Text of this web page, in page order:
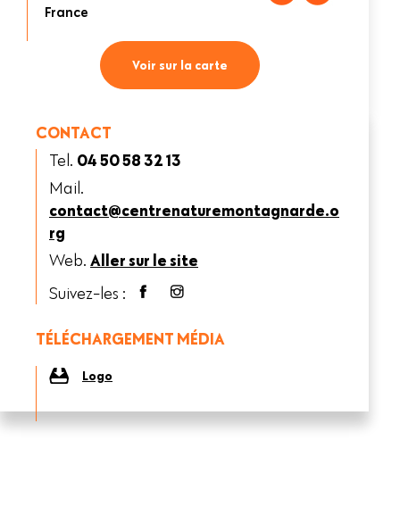
France
Voir sur la carte
CONTACT
Tel. 04 50 58 32 13
Mail.
contact@centrenaturemontagnarde.o
rg
Web. Aller sur le site
Suivez-les :
TÉLÉCHARGEMENT MÉDIA
Logo